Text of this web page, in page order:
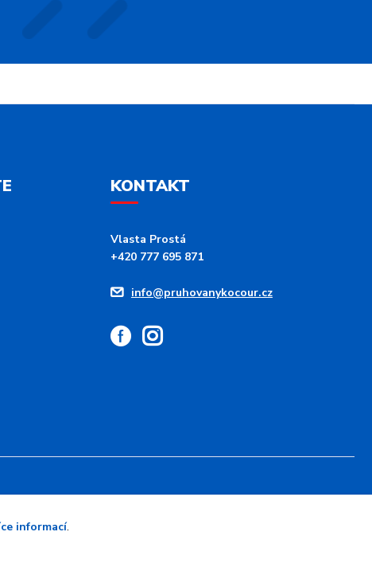
KONTAKT
Vlasta Prostá
+420 777 695 871
info@pruhovanykocour.cz
informací.